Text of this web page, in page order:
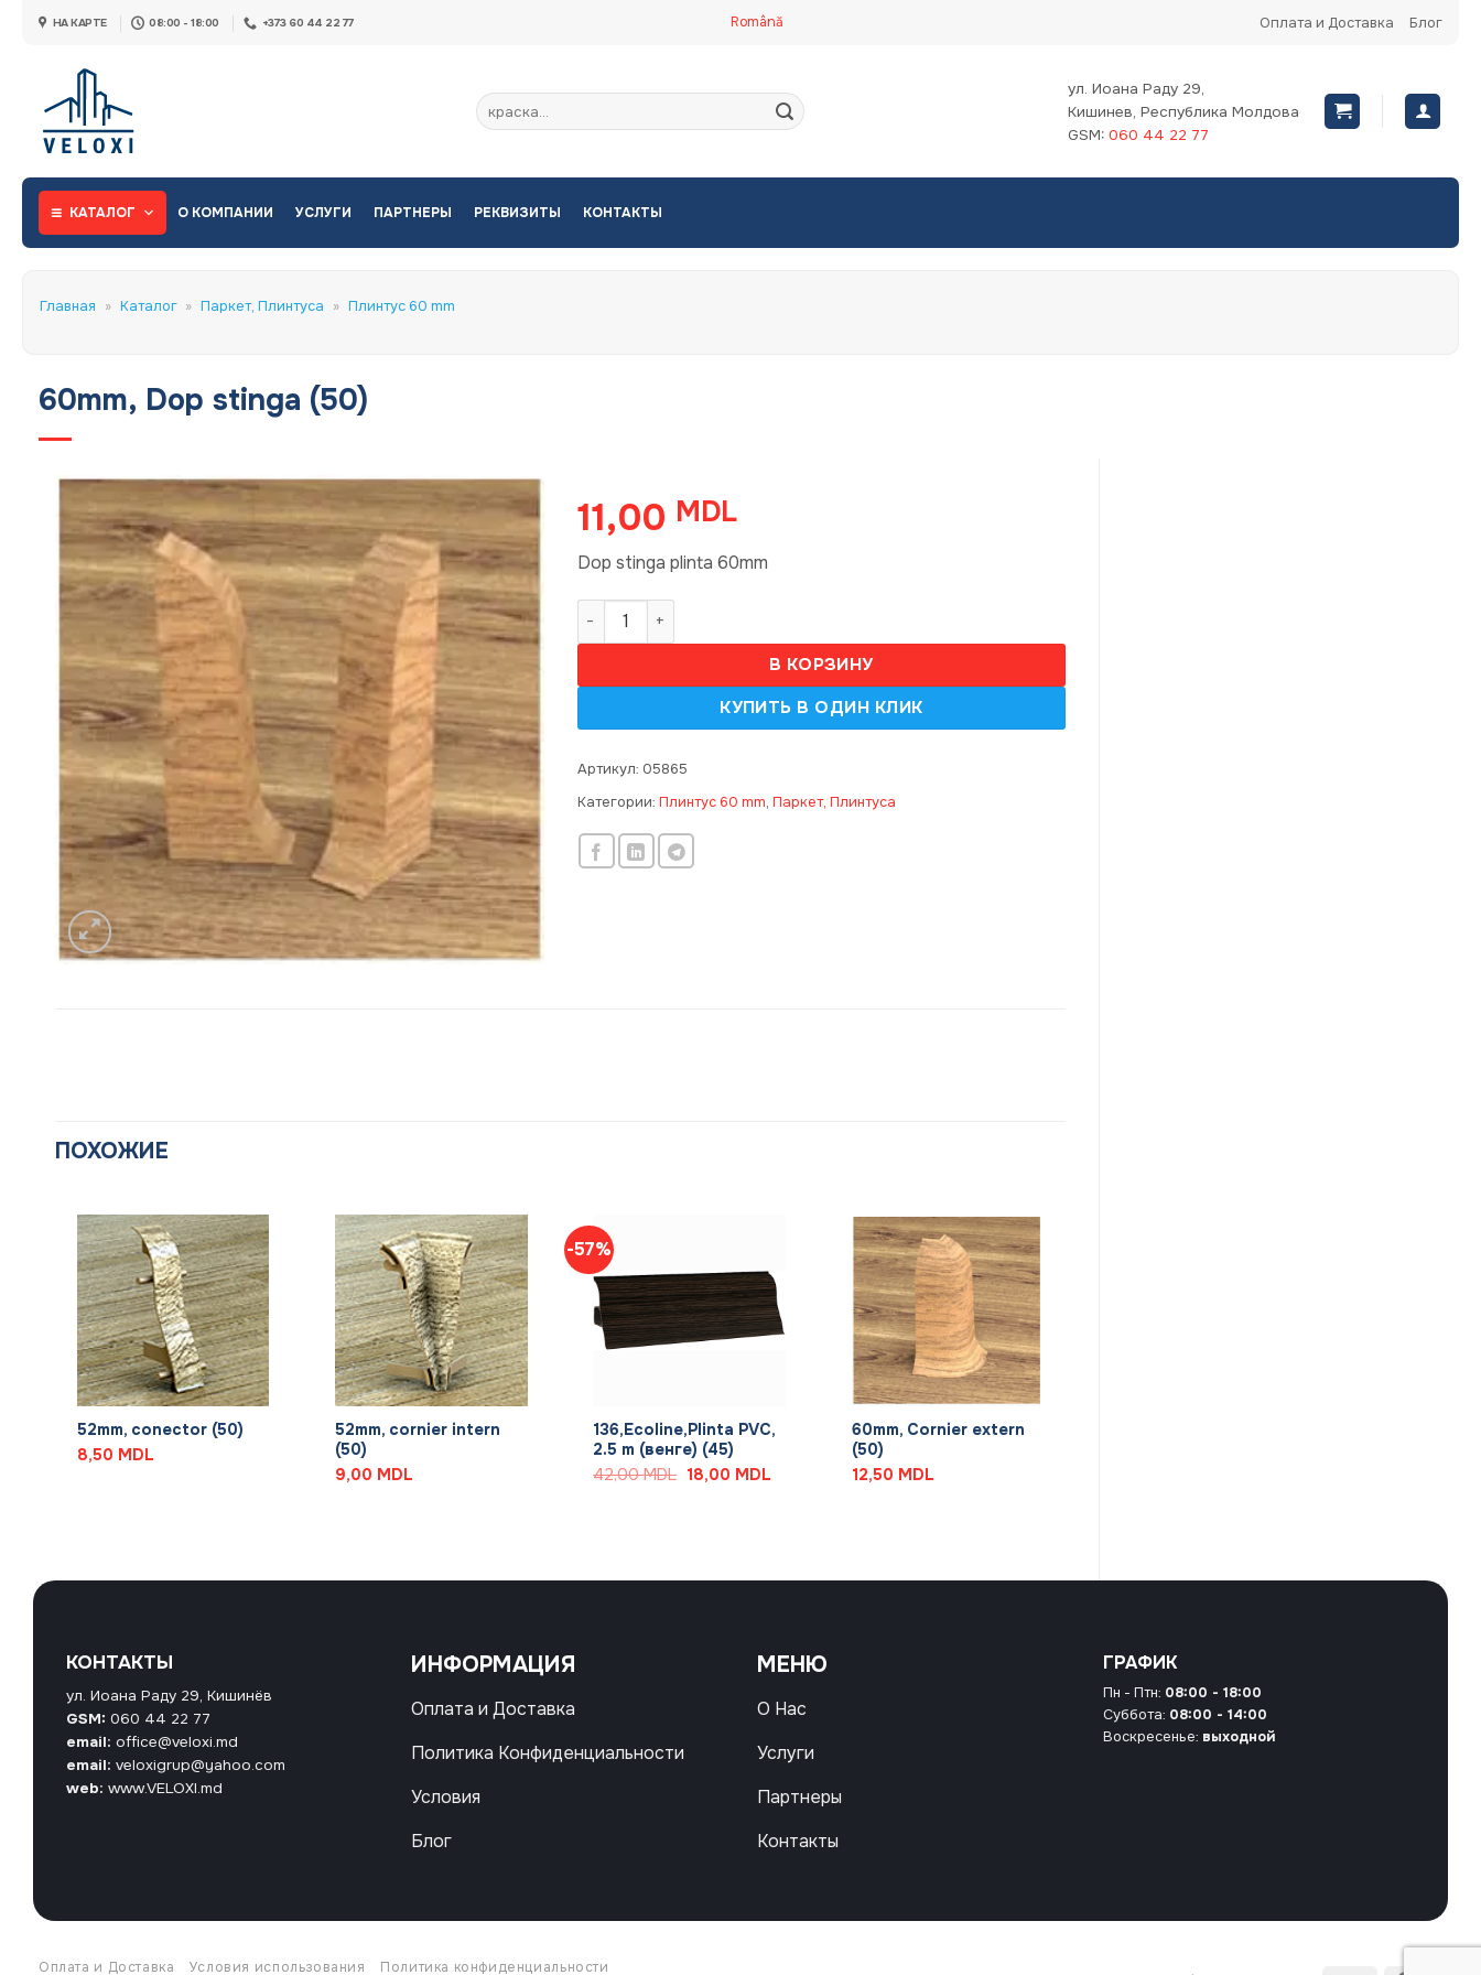
НА КАРТЕ 08:00 - 18:00 +373 60 44 22 77 Română Оплата и Доставка Блог
Искать:
ул. Иоана Раду 29,
Кишинев, Республика Молдова
GSM: 060 44 22 77
КАТАЛОГ О КОМПАНИИ УСЛУГИ ПАРТНЕРЫ РЕКВИЗИТЫ КОНТАКТЫ
Главная » Каталог » Паркет, Плинтуса » Плинтус 60 mm
60mm, Dop stinga (50)
11,00 MDL
Dop stinga plinta 60mm
Количество товара 60mm, Dop stinga (50)
В КОРЗИНУ
Артикул: 05865
Категории: Плинтус 60 mm, Паркет, Плинтуса
ПОХОЖИЕ
+
52mm, conector (50)
8,50 MDL
+
52mm, cornier intern
(50)
9,00 MDL
-57%
136,Ecoline,Plinta PVC,
2.5 m (венге) (45)
42,00MDL Первоначальная
цена
18,00 MDLТекущая
+
60mm, Cornier extern
(50)
12,50 MDL
КОНТАКТЫ
ул. Иоана Раду 29, Кишинёв
GSM: 060 44 22 77
email: office@veloxi.md
email: veloxigrup@yahoo.com
web: www.VELOXI.md
ИНФОРМАЦИЯ
Оплата и Доставка
Политика Конфиденциальности
Условия
Блог
МЕНЮ
О Нас
Услуги
Партнеры
Контакты
ГРАФИК
Пн - Птн: 08:00 - 18:00
Суббота: 08:00 - 14:00
Воскресенье: выходной
Оплата и Доставка Условия использования Политика конфиденциальности